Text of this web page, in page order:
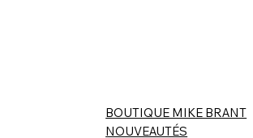
BOUTIQUE MIKE BRANT
NOUVEAUTÉS